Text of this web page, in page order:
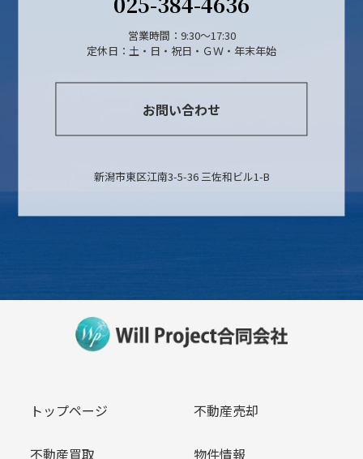
営業時間：9:30～17:30
定休日：土・日・祝日・ＧＷ・年末年始
お問い合わせ
新潟市東区江南3-5-36 三佐和ビル1-B
トップページ 不動産売却
不動産買取 物件情報